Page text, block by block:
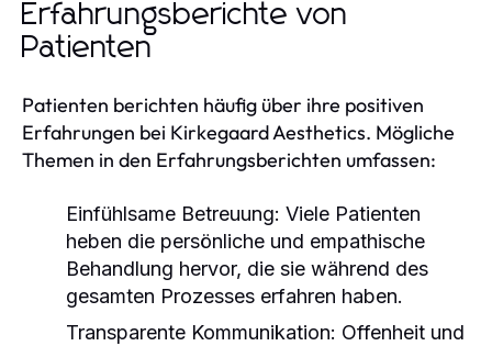
Erfahrungsberichte von
Patienten
Patienten berichten häufig über ihre positiven
Erfahrungen bei Kirkegaard Aesthetics. Mögliche
Themen in den Erfahrungsberichten umfassen:
Einfühlsame Betreuung: Viele Patienten
heben die persönliche und empathische
Behandlung hervor, die sie während des
gesamten Prozesses erfahren haben.
Transparente Kommunikation: Offenheit und